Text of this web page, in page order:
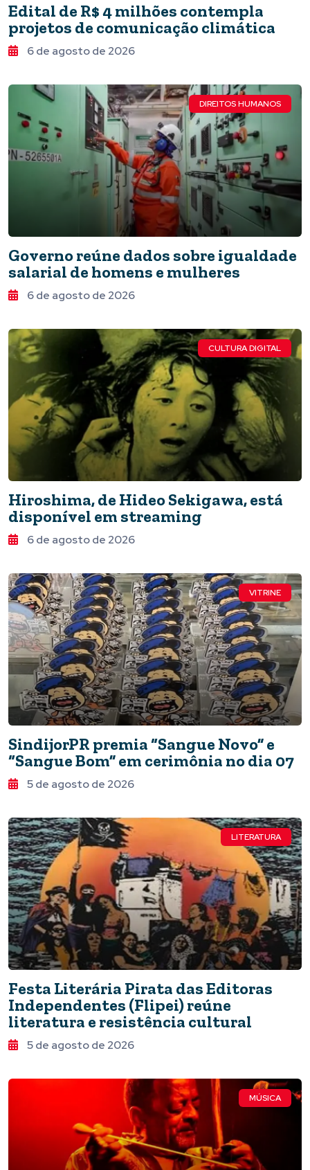
Edital de R$ 4 milhões contempla
projetos de comunicação climática
6 de agosto de 2026
DIREITOS HUMANOS
Governo reúne dados sobre igualdade
salarial de homens e mulheres
6 de agosto de 2026
CULTURA DIGITAL
Hiroshima, de Hideo Sekigawa, está
disponível em streaming
6 de agosto de 2026
VITRINE
SindijorPR premia “Sangue Novo” e
“Sangue Bom” em cerimônia no dia 07
5 de agosto de 2026
LITERATURA
Festa Literária Pirata das Editoras
Independentes (Flipei) reúne
literatura e resistência cultural
5 de agosto de 2026
MÚSICA